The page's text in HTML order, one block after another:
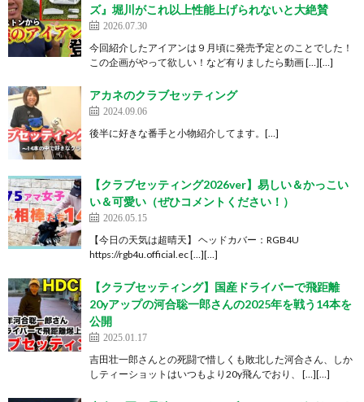
ズ』堀川がこれ以上性能上げられないと大絶賛
2026.07.30
今回紹介したアイアンは９月頃に発売予定とのことでした！
この企画がやって欲しい！など有りましたら動画 […][…]
アカネのクラブセッティング
2024.09.06
後半に好きな番手と小物紹介してます。[…]
【クラブセッティング2026ver】易しい＆かっこい
い＆可愛い（ぜひコメントください！）
2026.05.15
【今日の天気は超晴天】 ヘッドカバー：RGB4U
https://rgb4u.official.ec […][…]
【クラブセッティング】国産ドライバーで飛距離
20yアップの河合聡一郎さんの2025年を戦う14本を
公開
2025.01.17
吉田壮一郎さんとの死闘で惜しくも敗北した河合さん、しか
しティーショットはいつもより20y飛んでおり、 […][…]